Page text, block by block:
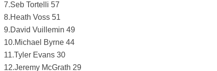
7.Seb Tortelli 57
8.Heath Voss 51
9.David Vuillemin 49
10.Michael Byrne 44
11.Tyler Evans 30
12.Jeremy McGrath 29